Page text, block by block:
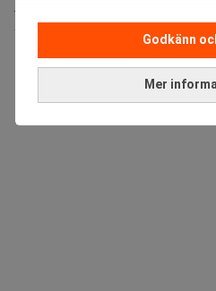
Mer
Godkänn
Sista ansökningsdag:13/06/